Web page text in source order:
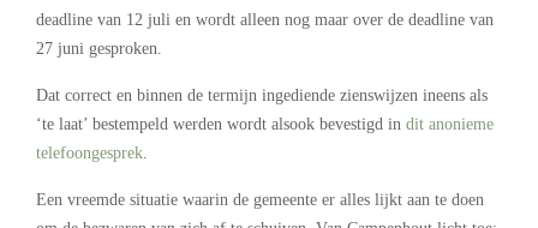
deadline van 12 juli en wordt alleen nog maar over de deadline van
27 juni gesproken.
Dat correct en binnen de termijn ingediende zienswijzen ineens als
‘te laat’ bestempeld werden wordt alsook bevestigd in dit anonieme
telefoongesprek.
Een vreemde situatie waarin de gemeente er alles lijkt aan te doen